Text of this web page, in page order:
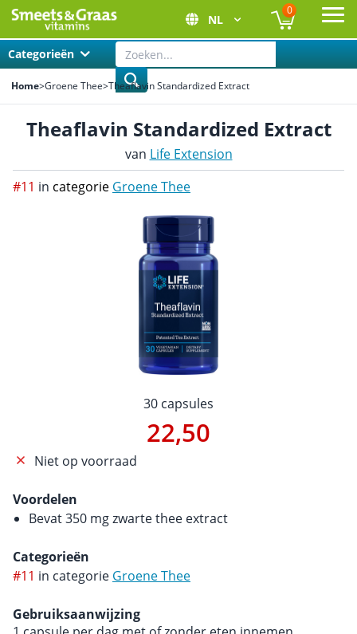
NL
0
Categorieën
Home>Groene Thee>Theaflavin Standardized Extract
Theaflavin Standardized Extract
van Life Extension
#11 in categorie Groene Thee
30 capsules
22,50
Niet op voorraad
Voordelen
Bevat 350 mg zwarte thee extract
Categorieën
#11 in categorie Groene Thee
Gebruiksaanwijzing